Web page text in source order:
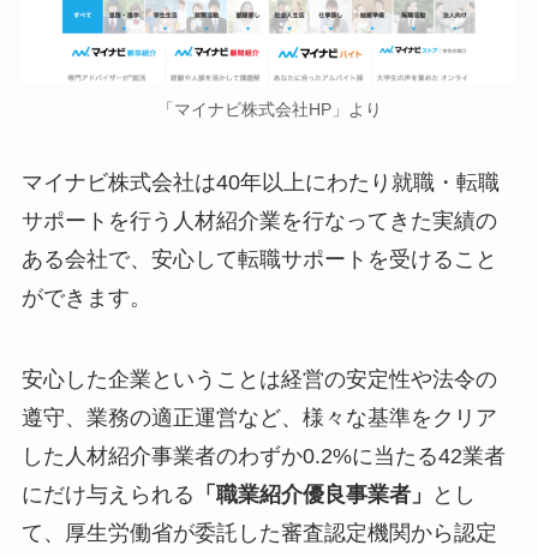
「マイナビ株式会社HP」より
マイナビ株式会社は40年以上にわたり就職・転職
サポートを行う人材紹介業を行なってきた実績の
ある会社で、安心して転職サポートを受けること
ができます。
安心した企業ということは経営の安定性や法令の
遵守、業務の適正運営など、様々な基準をクリア
した人材紹介事業者のわずか0.2%に当たる42業者
にだけ与えられる 「職業紹介優良事業者」
とし
て、厚生労働省が委託した審査認定機関から認定